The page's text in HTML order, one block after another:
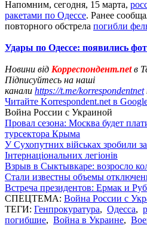
Напомним, сегодня, 15 марта,
ракетами по Одессе. Ранее
повторного обстрела погибли
Удары по Одессе: появились
Новини від Корреспондент.netв
Підписуйтесь на наші
канали https://t.me/korrespondentnet
Читайте Korrespondent.net в
Война России с Украиной
Провал сезона: Москва будет
турсектора Крыма
У Сухопутних військах зробили
Інтернаціональних легіонів
Взрыв в Сыктывкаре: возросло
Стали известны объемы
Встреча президентов: Ермак и
СПЕЦТЕМА: Война России с
ТЕГИ: Генпрокуратура, Одесса,
погибшие, Война в Украине,